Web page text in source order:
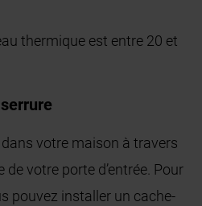
thermique est entre 20 et
votre maison à travers
de votre porte d’entrée. Pour
pouvez installer un cache-